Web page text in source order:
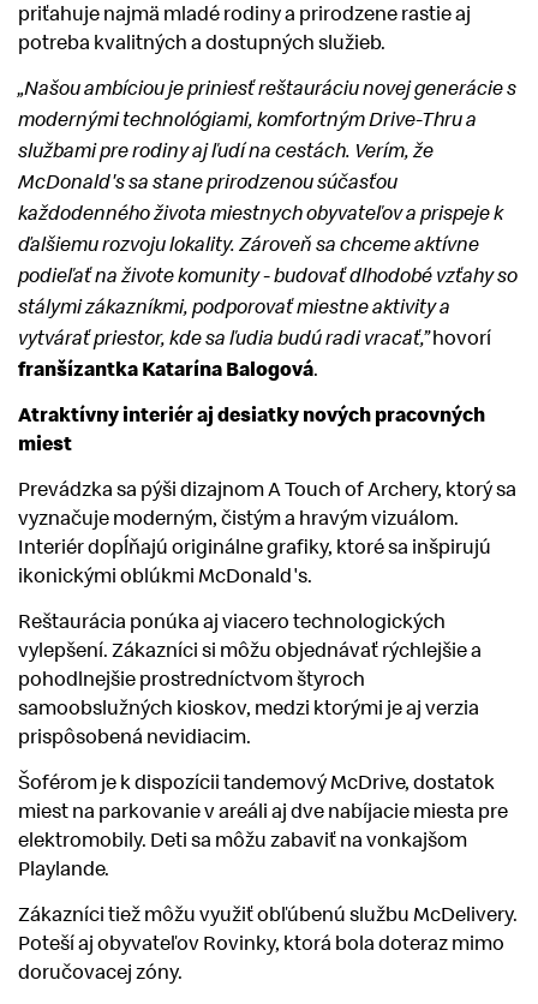
priťahuje najmä mladé rodiny a prirodzene rastie aj
potreba kvalitných a dostupných služieb.
„Našou ambíciou je priniesť reštauráciu novej generácie s
modernými technológiami, komfortným Drive-Thru a
službami pre rodiny aj ľudí na cestách. Verím, že
McDonald's sa stane prirodzenou súčasťou
každodenného života miestnych obyvateľov a prispeje k
ďalšiemu rozvoju lokality. Zároveň sa chceme aktívne
podieľať na živote komunity - budovať dlhodobé vzťahy so
stálymi zákazníkmi, podporovať miestne aktivity a
vytvárať priestor, kde sa ľudia budú radi vracať,”hovorí
franšízantka Katarína Balogová.
Atraktívny interiér aj desiatky nových pracovných
miest
Prevádzka sa pýši dizajnom A Touch of Archery, ktorý sa
vyznačuje moderným, čistým a hravým vizuálom.
Interiér dopĺňajú originálne grafiky, ktoré sa inšpirujú
ikonickými oblúkmi McDonald's.
Reštaurácia ponúka aj viacero technologických
vylepšení. Zákazníci si môžu objednávať rýchlejšie a
pohodlnejšie prostredníctvom štyroch
samoobslužných kioskov, medzi ktorými je aj verzia
prispôsobená nevidiacim.
Šoférom je k dispozícii tandemový McDrive, dostatok
miest na parkovanie v areáli aj dve nabíjacie miesta pre
elektromobily. Deti sa môžu zabaviť na vonkajšom
Playlande.
Zákazníci tiež môžu využiť obľúbenú službu McDelivery.
Poteší aj obyvateľov Rovinky, ktorá bola doteraz mimo
doručovacej zóny.